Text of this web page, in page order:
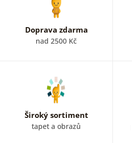
Doprava zdarma
nad 2500 Kč
Široký sortiment
tapet a obrazů